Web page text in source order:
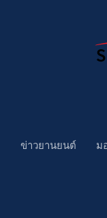
ข่าวยานยนต์ ม